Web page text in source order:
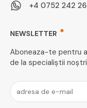
+4 0752 242
NEWSLETTER
Aboneaza-te pentru
de la specialiștii noștri